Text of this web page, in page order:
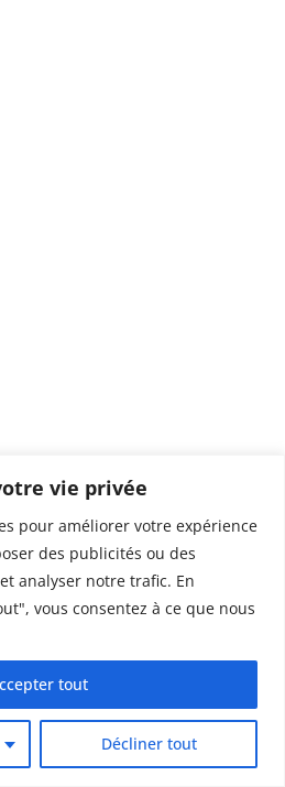
vie privée
pour améliorer votre expérience
des publicités ou des
analyser notre trafic. En
vous consentez à ce que nous
Décliner tout
tout